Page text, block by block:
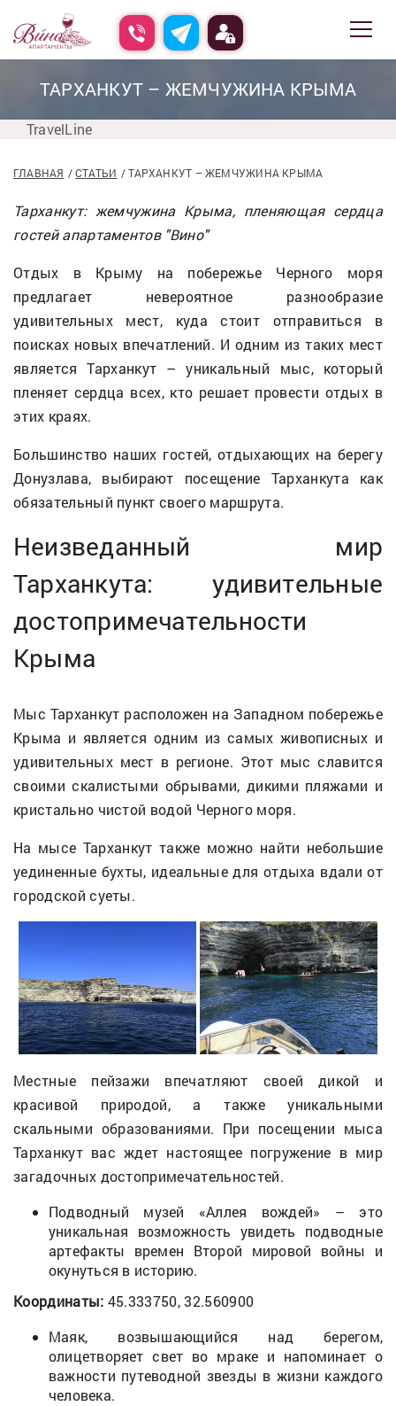
ТАРХАНКУТ – ЖЕМЧУЖИНА КРЫМА
TravelLine
ГЛАВНАЯ СТАТЬИ ТАРХАНКУТ – ЖЕМЧУЖИНА КРЫМА
Тарханкут: жемчужина Крыма, пленяющая сердца
гостей апартаментов "Вино"
Отдых в Крыму на побережье Черного моря
предлагает невероятное разнообразие
удивительных мест, куда стоит отправиться в
поисках новых впечатлений. И одним из таких мест
является Тарханкут – уникальный мыс, который
пленяет сердца всех, кто решает провести отдых в
этих краях.
Большинство наших гостей, отдыхающих на берегу
Донузлава, выбирают посещение Тарханкута как
обязательный пункт своего маршрута.
Неизведанный мир
Тарханкута: удивительные
достопримечательности
Крыма
Мыс Тарханкут расположен на Западном побережье
Крыма и является одним из самых живописных и
удивительных мест в регионе. Этот мыс славится
своими скалистыми обрывами, дикими пляжами и
кристально чистой водой Черного моря.
На мысе Тарханкут также можно найти небольшие
уединенные бухты, идеальные для отдыха вдали от
городской суеты.
Местные пейзажи впечатляют своей дикой и
красивой природой, а также уникальными
скальными образованиями. При посещении мыса
Тарханкут вас ждет настоящее погружение в мир
загадочных достопримечательностей.
Подводный музей «Аллея вождей» – это
уникальная возможность увидеть подводные
артефакты времен Второй мировой войны и
окунуться в историю.
Координаты: 45.333750, 32.560900
Маяк, возвышающийся над берегом,
олицетворяет свет во мраке и напоминает о
важности путеводной звезды в жизни каждого
человека.